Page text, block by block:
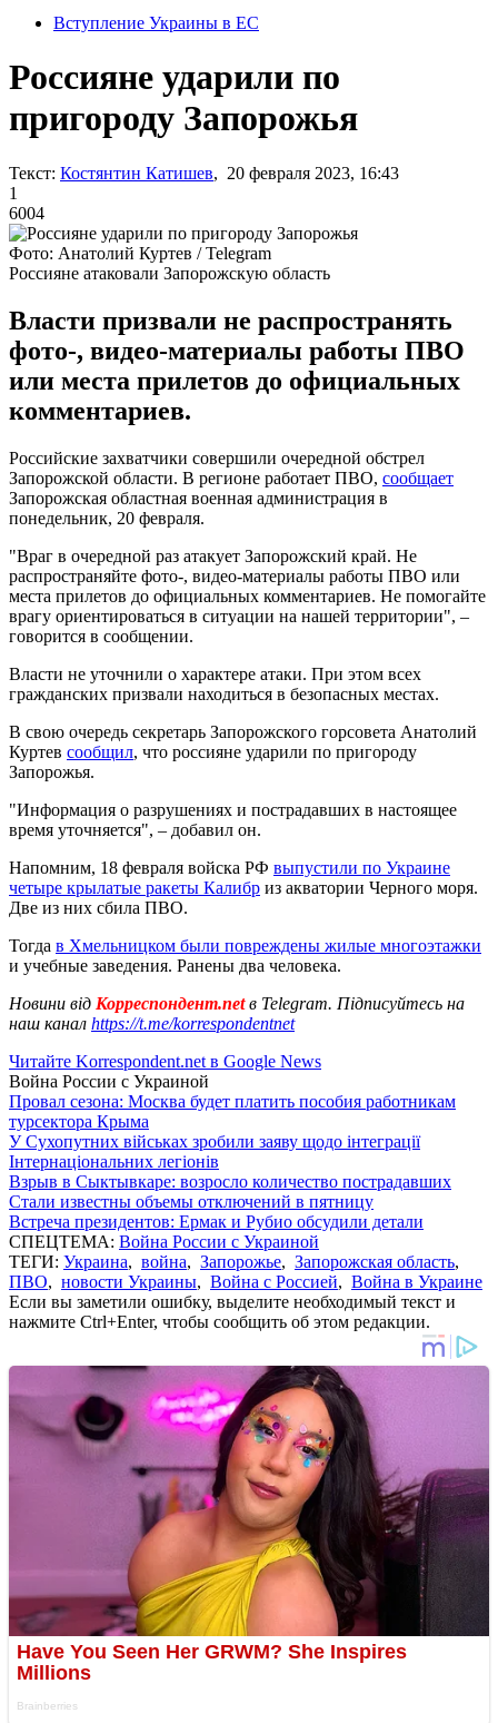
Вступление Украины в ЕС
Россияне ударили по
пригороду Запорожья
Текст: Костянтин Катишев, 20 февраля 2023, 16:43
1
6004
Фото: Анатолий Куртев / Telegram
Россияне атаковали Запорожскую область
Власти призвали не распространять
фото-, видео-материалы работы ПВО
или места прилетов до официальных
комментариев.
Российские захватчики совершили очередной обстрел
Запорожской области. В регионе работает ПВО, сообщает
Запорожская областная военная администрация в
понедельник, 20 февраля.
"Враг в очередной раз атакует Запорожский край. Не
распространяйте фото-, видео-материалы работы ПВО или
места прилетов до официальных комментариев. Не помогайте
врагу ориентироваться в ситуации на нашей территории", –
говорится в сообщении.
Власти не уточнили о характере атаки. При этом всех
гражданских призвали находиться в безопасных местах.
В свою очередь секретарь Запорожского горсовета Анатолий
Куртев сообщил, что россияне ударили по пригороду
Запорожья.
"Информация о разрушениях и пострадавших в настоящее
время уточняется", – добавил он.
Напомним, 18 февраля войска РФ выпустили по Украине
четыре крылатые ракеты Калибр из акватории Черного моря.
Две из них сбила ПВО.
Тогда в Хмельницком были повреждены жилые многоэтажки
и учебные заведения. Ранены два человека.
Новини від Корреспондент.netв Telegram. Підписуйтесь на
наш канал https://t.me/korrespondentnet
Читайте Korrespondent.net в Google News
Война России с Украиной
Провал сезона: Москва будет платить пособия работникам
турсектора Крыма
У Сухопутних військах зробили заяву щодо інтеграції
Інтернаціональних легіонів
Взрыв в Сыктывкаре: возросло количество пострадавших
Стали известны объемы отключений в пятницу
Встреча президентов: Ермак и Рубио обсудили детали
СПЕЦТЕМА: Война России с Украиной
ТЕГИ: Украина, война, Запорожье, Запорожская область,
ПВО, новости Украины, Война с Россией, Война в Украине
Если вы заметили ошибку, выделите необходимый текст и
нажмите Ctrl+Enter, чтобы сообщить об этом редакции.